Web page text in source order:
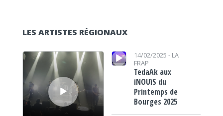
LES ARTISTES RÉGIONAUX
Lecteur audio
Lecteur audio 14/02/2025 - LA
FRAP
TedaAk aux
iNOUïS du
Printemps de
Bourges 2025